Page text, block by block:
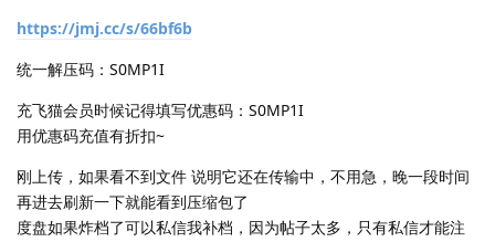
https://jmj.cc/s/66bf6b
统一解压码：S0MP1I
充飞猫会员时候记得填写优惠码：S0MP1I
用优惠码充值有折扣~
刚上传，如果看不到文件 说明它还在传输中，不用急，晚一段时间
再进去刷新一下就能看到压缩包了
度盘如果炸档了可以私信我补档，因为帖子太多，只有私信才能注